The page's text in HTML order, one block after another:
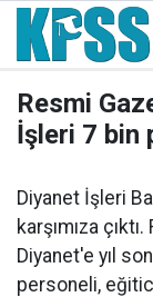
Resmi
İşleri 7 bin
Diyanet İşleri
karşımıza
Diyanet'e yıl
personeli,